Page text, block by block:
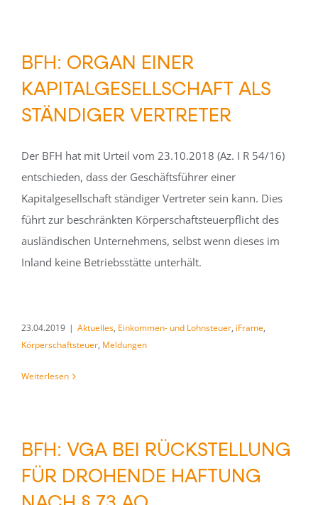
BFH: ORGAN EINER
KAPITALGESELLSCHAFT ALS
STÄNDIGER VERTRETER
Der BFH hat mit Urteil vom 23.10.2018 (Az. I R 54/16)
entschieden, dass der Geschäftsführer einer
Kapitalgesellschaft ständiger Vertreter sein kann. Dies
führt zur beschränkten Körperschaftsteuerpflicht des
ausländischen Unternehmens, selbst wenn dieses im
Inland keine Betriebsstätte unterhält.
23.04.2019 | Aktuelles, Einkommen- und Lohnsteuer, iFrame,
Körperschaftsteuer, Meldungen
Weiterlesen
BFH: VGA BEI RÜCKSTELLUNG
FÜR DROHENDE HAFTUNG